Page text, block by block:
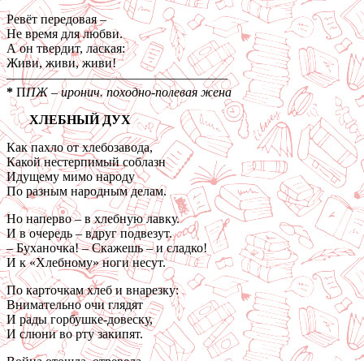
Ревёт передовая –
Не время для любви.
А он твердит, лаская:
Живи, живи, живи!
—————————————————
* ППЖ – иронич. походно-полевая жена
ХЛЕБНЫЙ ДУХ
Как пахло от хлебозавода,
Какой нестерпимый соблазн
Идущему мимо народу
По разным народным делам.
Но наперво – в хлебную лавку.
И в очередь – вдруг подвезут.
– Буханочка! – Скажешь – и сладко!
И к «Хлебному» ноги несут.
По карточкам хлеб и внарезку:
Внимательно очи глядят
И рады горбушке-довеску,
И слюни во рту закипят.